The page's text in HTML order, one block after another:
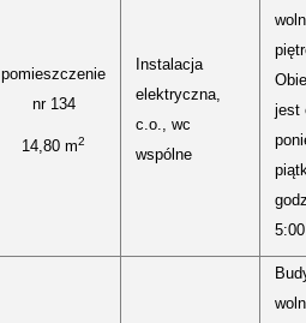
pomieszczenie
nr 134
14,80 m2
Instalacja
elektryczna,
c.o., wc
wspólne
jest